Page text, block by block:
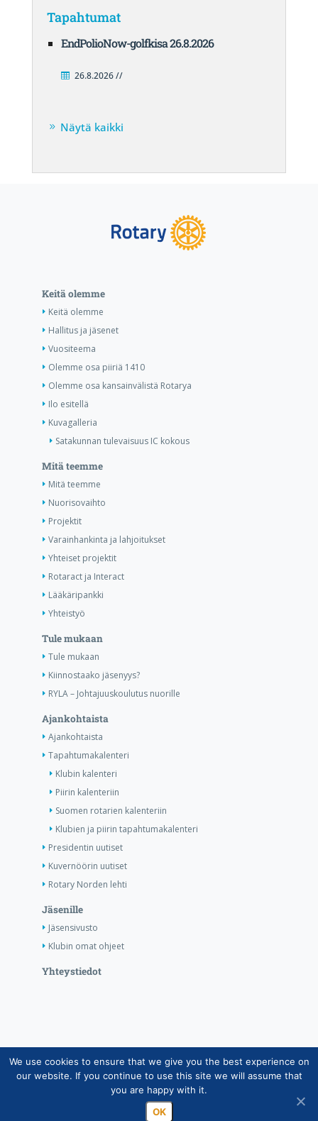
Tapahtumat
EndPolioNow-golfkisa 26.8.2026
26.8.2026 //
Näytä kaikki
Keitä olemme
Keitä olemme
Hallitus ja jäsenet
Vuositeema
Olemme osa piiriä 1410
Olemme osa kansainvälistä Rotarya
Ilo esitellä
Kuvagalleria
Satakunnan tulevaisuus IC kokous
Mitä teemme
Mitä teemme
Nuorisovaihto
Projektit
Varainhankinta ja lahjoitukset
Yhteiset projektit
Rotaract ja Interact
Lääkäripankki
Yhteistyö
Tule mukaan
Tule mukaan
Kiinnostaako jäsenyys?
RYLA – Johtajuuskoulutus nuorille
Ajankohtaista
Ajankohtaista
Tapahtumakalenteri
Klubin kalenteri
Piirin kalenteriin
Suomen rotarien kalenteriin
Klubien ja piirin tapahtumakalenteri
Presidentin uutiset
Kuvernöörin uutiset
Rotary Norden lehti
Jäsenille
Jäsensivusto
Klubin omat ohjeet
Yhteystiedot
Copyright © Suomen Rotarypalvelu ry 2026 |
Jäsentietojärjestelmän tietosuojaseloste| Henkilötietojen
käsittely Rotarytoiminnassa
We use cookies to ensure that we give you the best experience on
our website. If you continue to use this site we will assume that
you are happy with it.
OK